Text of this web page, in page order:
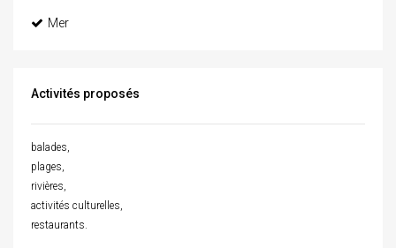
Mer
Activités proposés
balades,
plages,
rivières,
activités culturelles,
restaurants.